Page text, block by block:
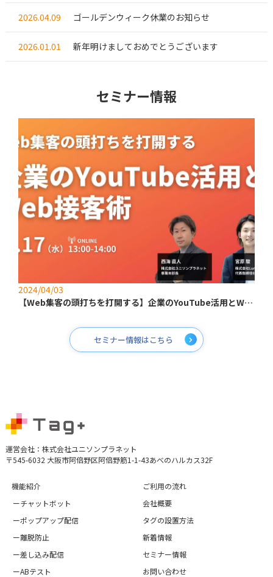
2026.04.09 ゴールデンウィーク休業のお知らせ
2026.01.01 新年明けましておめでとうございます
セミナー情報
2024/04/03
【Web集客の頭打ちを打開する】企業のYouTube活用とWeb接客術
セミナー情報はこちら
運営会社：株式会社ユニソンプラネット
〒545-6032 大阪市阿倍野区阿倍野筋1-1-43あべのハルカス32F
機能紹介
ーチャットボット
ーポップアップ配信
ー離脱防止
ー差し込み配信
ーABテスト
ご利用の流れ
会社概要
タグの設置方法
新着情報
セミナー情報
お問い合わせ